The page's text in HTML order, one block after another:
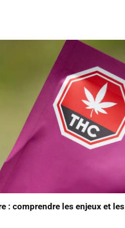
: comprendre les enjeux et